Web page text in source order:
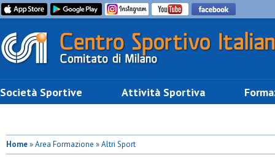
Società Sportive Attività Sportiva
Home» Area Formazione » Altri Sport